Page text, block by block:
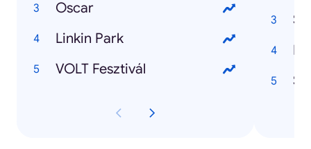
Oscar
Linkin Park
VOLT Fesztivál